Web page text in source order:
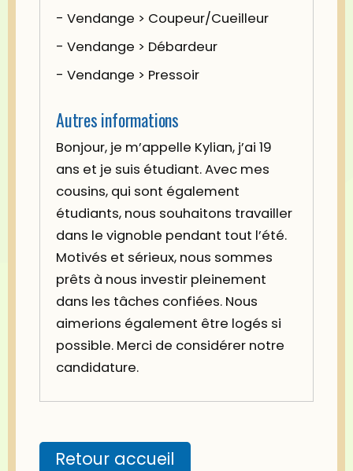
- Vendange > Coupeur/Cueilleur
- Vendange > Débardeur
- Vendange > Pressoir
Autres informations
Bonjour, je m’appelle Kylian, j’ai 19
ans et je suis étudiant. Avec mes
cousins, qui sont également
étudiants, nous souhaitons travailler
dans le vignoble pendant tout l’été.
Motivés et sérieux, nous sommes
prêts à nous investir pleinement
dans les tâches confiées. Nous
aimerions également être logés si
possible. Merci de considérer notre
candidature.
Retour accueil